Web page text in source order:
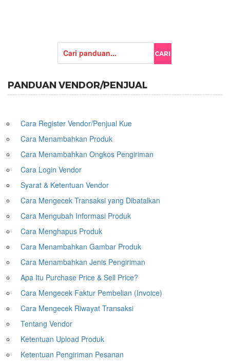
PANDUAN VENDOR/PENJUAL
Cara Register Vendor/Penjual Kue
Cara Menambahkan Produk
Cara Menambahkan Ongkos Pengiriman
Cara Login Vendor
Syarat & Ketentuan Vendor
Cara Mengecek Transaksi yang Dibatalkan
Cara Mengubah Informasi Produk
Cara Menghapus Produk
Cara Menambahkan Gambar Produk
Cara Menambahkan Jenis Pengiriman
Apa Itu Purchase Price & Sell Price?
Cara Mengecek Faktur Pembelian (Invoice)
Cara Mengecek Riwayat Transaksi
Tentang Vendor
Ketentuan Upload Produk
Ketentuan Pengiriman Pesanan